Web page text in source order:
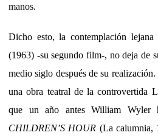
manos.
Dicho esto, la contemplación lejana
(1963) -su segundo film-, no deja de
medio siglo después de su
una obra teatral de la controvertida
que un año antes William
CHILDREN’S HOUR (La calumnia,